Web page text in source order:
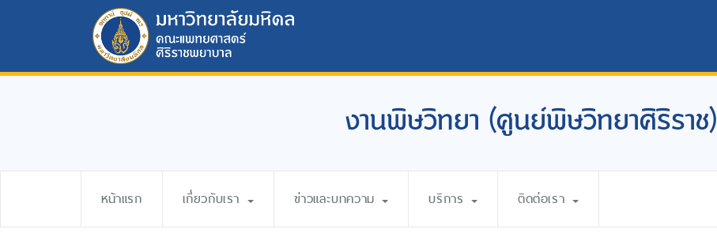
งานพิษวิทยา (ศูนย์พิษวิทยาศิริราช)
หน้าแรก เกี่ยวกับเรา ข่าวและบทความ บริการ ติดต่อเรา